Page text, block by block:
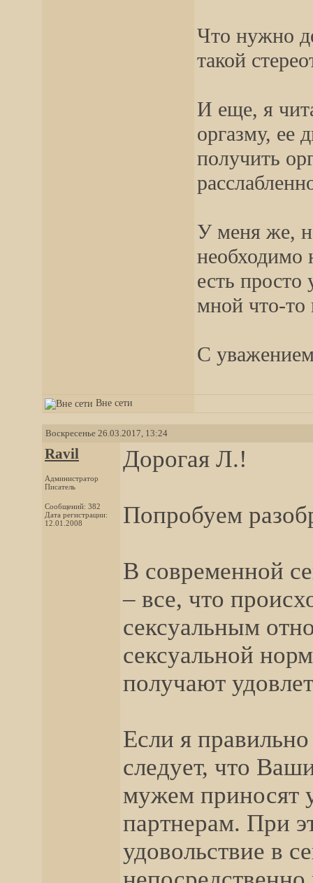
Что нужно
такой
И еще, я
оргазму, ее
получить
У меня же,
необходимо
есть просто
мной что-то
С
Вне сети
Воскресенье 26.03.2017, 13:24
Ravil
Администратор
Писатель
Сообщений: 382
Дата регистрации:
12.01.2008
Дорогая Л.!
Попробуем
В современной
– все, что
сексуальным
сексуальной
получают
Если я
следует, что
мужем приносят
партнерам. При
удовольствие в